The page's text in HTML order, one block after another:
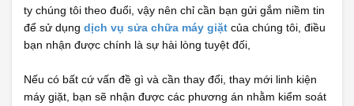
ty chúng tôi theo đuổi, vậy nên chỉ cần bạn gửi gắm niềm tin
để sử dụng dịch vụ sửa chữa máy giặt của chúng tôi, điều
bạn nhận được chính là sự hài lòng tuyệt đối,
Nếu có bất cứ vấn đề gì và cần thay đổi, thay mới linh kiện
máy giặt, bạn sẽ nhận được các phương án nhằm kiểm soát